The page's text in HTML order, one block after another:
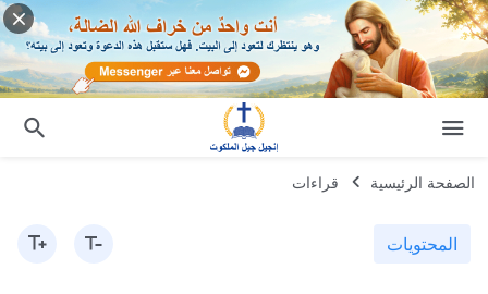
الصفحة الرئيسية قراءات
المحتويات